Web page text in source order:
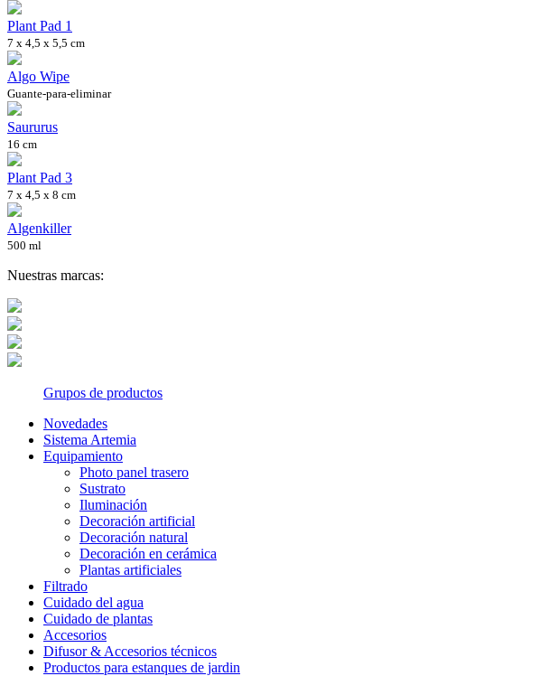
Plant Pad 1
7 x 4,5 x 5,5 cm
Algo Wipe
Guante-para-eliminar
Saururus
16 cm
Plant Pad 3
7 x 4,5 x 8 cm
Algenkiller
500 ml
Nuestras marcas:
Grupos de productos
Novedades
Sistema Artemia
Equipamiento
Photo panel trasero
Sustrato
Iluminación
Decoración artificial
Decoración natural
Decoración en cerámica
Plantas artificiales
Filtrado
Cuidado del agua
Cuidado de plantas
Accesorios
Difusor & Accesorios técnicos
Productos para estanques de jardin